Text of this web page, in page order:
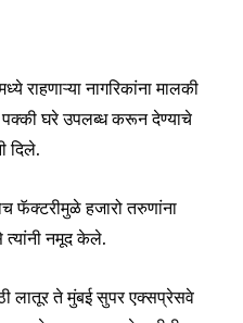
address on our website
Don't worry, we respect
inbox. Your information is
राहणाऱ्या नागरिकांना मालकी
घरे उपलब्ध करून देण्याचे
दिले.
फॅक्टरीमुळे हजारो तरुणांना
त्यांनी नमूद केले.
लातूर ते मुंबई सुपर एक्सप्रेसवे